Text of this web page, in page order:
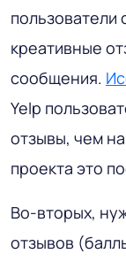
пользователи
креативные
сообщения.
Yelp
отзывы, чем
проекта это
Во-вторых,
отзывов